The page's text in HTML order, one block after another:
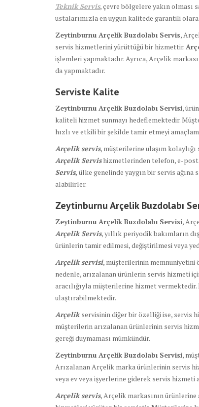
Teknik Servis, çevre bölgelere yakın olması
ustalarımızla en uygun kalitede garantili
Zeytinburnu Arçelik Buzdolabı Servis,
servis hizmetlerini yürüttüğü bir hizmettir.
işlemleri yapmaktadır. Ayrıca, Arçelik
da yapmaktadır.
Serviste Kalite
Zeytinburnu Arçelik Buzdolabı Servisi,
kaliteli hizmet sunmayı hedeflemektedir.
hızlı ve etkili bir şekilde tamir etmeyi
Arçelik servis, müşterilerine ulaşım
Arçelik Servishizmetlerinden telefon, e-
Servis, ülke genelinde yaygın bir servis
alabilirler.
Zeytinburnu Arçelik Buzdolabı
Zeytinburnu Arçelik Buzdolabı Servisi,
Arçelik Servis, yıllık periyodik bakımların
ürünlerin tamir edilmesi, değiştirilmesi veya
Arçelik servisi, müşterilerinin memnuniyetini
nedenle, arızalanan ürünlerin servis hizmeti
aracılığıyla müşterilerine hizmet
ulaştırabilmektedir.
Arçelikservisinin diğer bir özelliği ise, servis
müşterilerin arızalanan ürünlerinin servis
gereği duymaması mümkündür.
Zeytinburnu Arçelik Buzdolabı Servisi,
Arızalanan Arçelik marka ürünlerinin servis
veya ev veya işyerlerine giderek servis hizmeti
Arçelik servis, Arçelik markasının